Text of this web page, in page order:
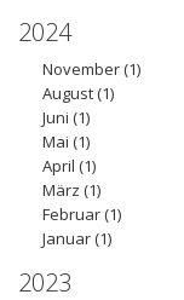
2024
November(1)
August(1)
Juni (1)
Mai (1)
April (1)
März (1)
Februar(1)
Januar(1)
2023